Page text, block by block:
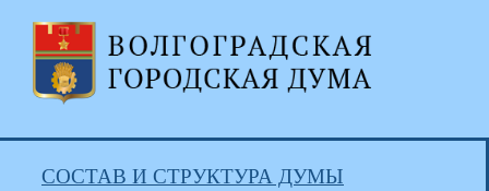
СОСТАВ И СТРУКТУРА ДУМЫ